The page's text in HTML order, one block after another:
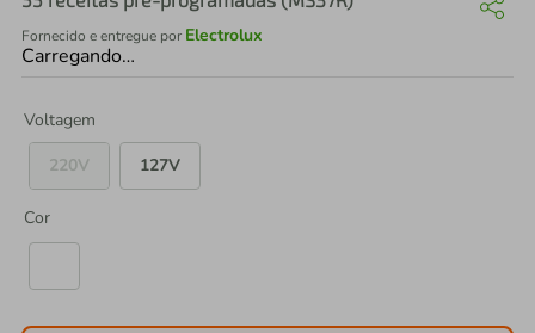
Fornecido e entregue por Electrolux
Carregando…
Voltagem
220V
127V
Cor